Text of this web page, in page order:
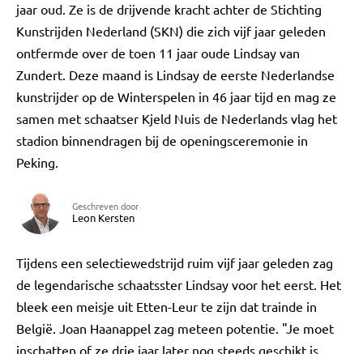
jaar oud. Ze is de drijvende kracht achter de Stichting
Kunstrijden Nederland (SKN) die zich vijf jaar geleden
ontfermde over de toen 11 jaar oude Lindsay van
Zundert. Deze maand is Lindsay de eerste Nederlandse
kunstrijder op de Winterspelen in 46 jaar tijd en mag ze
samen met schaatser Kjeld Nuis de Nederlands vlag het
stadion binnendragen bij de openingsceremonie in
Peking.
Geschreven door
Leon Kersten
Tijdens een selectiewedstrijd ruim vijf jaar geleden zag
de legendarische schaatsster Lindsay voor het eerst. Het
bleek een meisje uit Etten-Leur te zijn dat trainde in
België. Joan Haanappel zag meteen potentie. "Je moet
inschatten of ze drie jaar later nog steeds geschikt is